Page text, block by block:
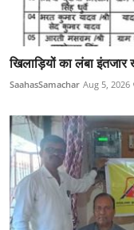
खिलाड़ियों का लंबा
SaahasSamachar Aug 5, 2026